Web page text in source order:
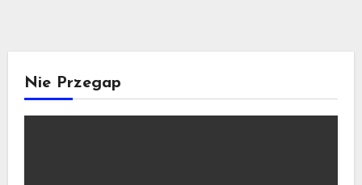
Nie Przegap